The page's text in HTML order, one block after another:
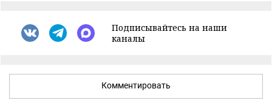
Подписывайтесь на наши
каналы
Комментировать